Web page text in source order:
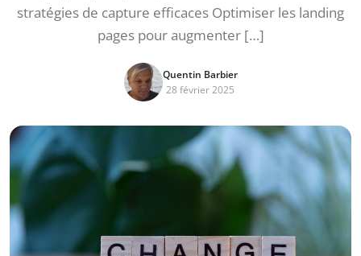
stratégies de capture efficaces Optimiser les landing
pages pour augmenter […]
Quentin Barbier
28 février 2025